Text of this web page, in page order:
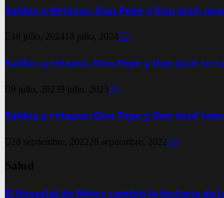
Saldos y Retazos: Don Pepe y Don José,
18 julio, 2024 18 julio, 2024 0
Saldos y retazos: Don Pepe y Don José
9 julio, 20239 julio, 2023 0
Saldos y retazos: Don Pepe y Don José
28 septiembre, 2022 28 septiembre, 2022 0
Salud
El Hospital de Niños cambió la historia de